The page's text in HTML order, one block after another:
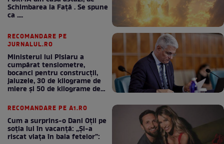
Schimbarea la Față . Se spune
ca ....
RECOMANDARE PE
JURNALUL.RO
Ministerul lui Pîslaru a
cumpărat tensiometre,
bocanci pentru construcții,
jaluzele, 30 de kilograme de
miere și 50 de kilograme de
RECOMANDARE PE A1.RO
Cum a surprins-o Dani Oțil pe
soția lui în vacanță: „Și-a
riscat viața în baia fetelor”: